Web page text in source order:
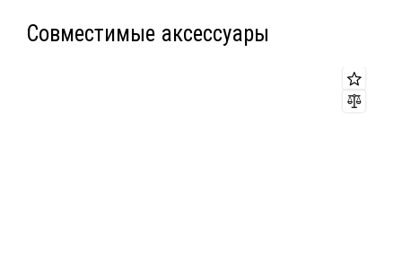
Совместимые аксессуары